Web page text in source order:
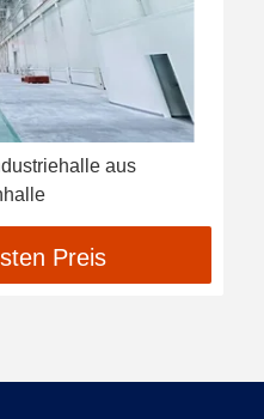
aus
Preis